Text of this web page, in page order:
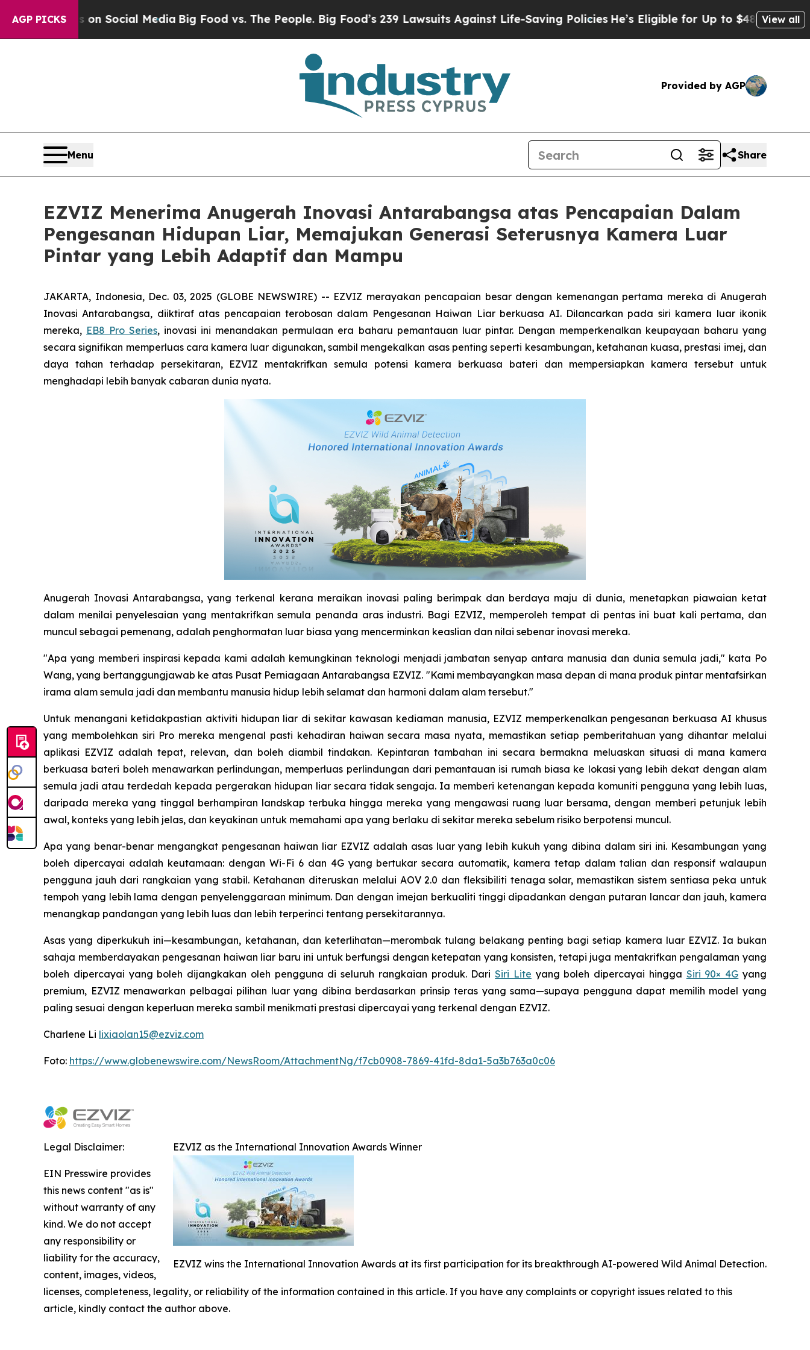
AGP PICKS
on Social Media Big Food vs. The People. Big Food’s 239 Lawsuits Against Life-Saving PoliciesHe’s Eligible for Up to $480,000 AfterView all
Provided by AGP
Menu Share
EZVIZ Menerima Anugerah Inovasi Antarabangsa atas Pencapaian Dalam
Pengesanan Hidupan Liar, Memajukan Generasi Seterusnya Kamera Luar
Pintar yang Lebih Adaptif dan Mampu
JAKARTA, Indonesia, Dec. 03, 2025 (GLOBE NEWSWIRE) -- EZVIZ merayakan pencapaian besar dengan kemenangan pertama mereka di Anugerah
Inovasi Antarabangsa, diiktiraf atas pencapaian terobosan dalam Pengesanan Haiwan Liar berkuasa AI. Dilancarkan pada siri kamera luar ikonik
mereka, EB8 Pro Series, inovasi ini menandakan permulaan era baharu pemantauan luar pintar. Dengan memperkenalkan keupayaan baharu yang
secara signifikan memperluas cara kamera luar digunakan, sambil mengekalkan asas penting seperti kesambungan, ketahanan kuasa, prestasi imej, dan
daya tahan terhadap persekitaran, EZVIZ mentakrifkan semula potensi kamera berkuasa bateri dan mempersiapkan kamera tersebut untuk
menghadapi lebih banyak cabaran dunia nyata.
Anugerah Inovasi Antarabangsa, yang terkenal kerana meraikan inovasi paling berimpak dan berdaya maju di dunia, menetapkan piawaian ketat
dalam menilai penyelesaian yang mentakrifkan semula penanda aras industri. Bagi EZVIZ, memperoleh tempat di pentas ini buat kali pertama, dan
muncul sebagai pemenang, adalah penghormatan luar biasa yang mencerminkan keaslian dan nilai sebenar inovasi mereka.
"Apa yang memberi inspirasi kepada kami adalah kemungkinan teknologi menjadi jambatan senyap antara manusia dan dunia semula jadi," kata Po
Wang, yang bertanggungjawab ke atas Pusat Perniagaan Antarabangsa EZVIZ. "Kami membayangkan masa depan di mana produk pintar mentafsirkan
irama alam semula jadi dan membantu manusia hidup lebih selamat dan harmoni dalam alam tersebut."
Untuk menangani ketidakpastian aktiviti hidupan liar di sekitar kawasan kediaman manusia, EZVIZ memperkenalkan pengesanan berkuasa AI khusus
yang membolehkan siri Pro mereka mengenal pasti kehadiran haiwan secara masa nyata, memastikan setiap pemberitahuan yang dihantar melalui
aplikasi EZVIZ adalah tepat, relevan, dan boleh diambil tindakan. Kepintaran tambahan ini secara bermakna meluaskan situasi di mana kamera
berkuasa bateri boleh menawarkan perlindungan, memperluas perlindungan dari pemantauan isi rumah biasa ke lokasi yang lebih dekat dengan alam
semula jadi atau terdedah kepada pergerakan hidupan liar secara tidak sengaja. Ia memberi ketenangan kepada komuniti pengguna yang lebih luas,
daripada mereka yang tinggal berhampiran landskap terbuka hingga mereka yang mengawasi ruang luar bersama, dengan memberi petunjuk lebih
awal, konteks yang lebih jelas, dan keyakinan untuk memahami apa yang berlaku di sekitar mereka sebelum risiko berpotensi muncul.
Apa yang benar-benar mengangkat pengesanan haiwan liar EZVIZ adalah asas luar yang lebih kukuh yang dibina dalam siri ini. Kesambungan yang
boleh dipercayai adalah keutamaan: dengan Wi-Fi 6 dan 4G yang bertukar secara automatik, kamera tetap dalam talian dan responsif walaupun
pengguna jauh dari rangkaian yang stabil. Ketahanan diteruskan melalui AOV 2.0 dan fleksibiliti tenaga solar, memastikan sistem sentiasa peka untuk
tempoh yang lebih lama dengan penyelenggaraan minimum. Dan dengan imejan berkualiti tinggi dipadankan dengan putaran lancar dan jauh, kamera
menangkap pandangan yang lebih luas dan lebih terperinci tentang persekitarannya.
Asas yang diperkukuh ini—kesambungan, ketahanan, dan keterlihatan—merombak tulang belakang penting bagi setiap kamera luar EZVIZ. Ia bukan
sahaja memberdayakan pengesanan haiwan liar baru ini untuk berfungsi dengan ketepatan yang konsisten, tetapi juga mentakrifkan pengalaman yang
boleh dipercayai yang boleh dijangkakan oleh pengguna di seluruh rangkaian produk. DariSiri Lite yang boleh dipercayai hingga Siri 90× 4G yang
premium, EZVIZ menawarkan pelbagai pilihan luar yang dibina berdasarkan prinsip teras yang sama—supaya pengguna dapat memilih model yang
paling sesuai dengan keperluan mereka sambil menikmati prestasi dipercayai yang terkenal dengan EZVIZ.
Charlene Li lixiaolan15@ezviz.com
Foto: https://www.globenewswire.com/NewsRoom/AttachmentNg/f7cb0908-7869-41fd-8da1-5a3b763a0c06
EZVIZ as the International Innovation Awards Winner
EZVIZ wins the International Innovation Awards at its first participation for its breakthrough AI-powered Wild Animal Detection.
Legal Disclaimer:
EIN Presswire provides
this news content "as is"
without warranty of any
kind. We do not accept
any responsibility or
liability for the accuracy,
content, images, videos,
licenses, completeness, legality, or reliability of the information contained in this article. If you have any complaints or copyright issues related to this
article, kindly contact the author above.